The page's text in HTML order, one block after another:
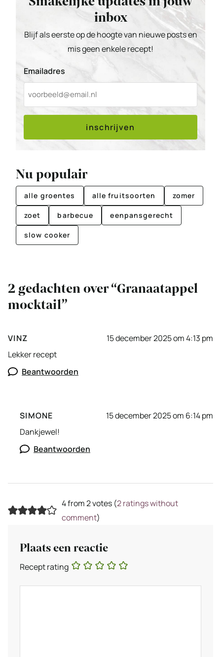
inbox
Blijf als eerste op de hoogte van nieuwe posts en
mis geen enkele recept!
Emailadres
inschrijven
Nu populair
alle groentes alle fruitsoorten zomer
zoet barbecue eenpansgerecht
slow cooker
2 gedachten over “Granaatappel
mocktail”
VINZ
15 december 2025 om 4:13 pm
Lekker recept
Beantwoorden
SIMONE
15 december 2025 om 6:14 pm
Dankjewel!
Beantwoorden
4 from 2 votes (2 ratings without
comment)
Plaats een reactie
Recept rating